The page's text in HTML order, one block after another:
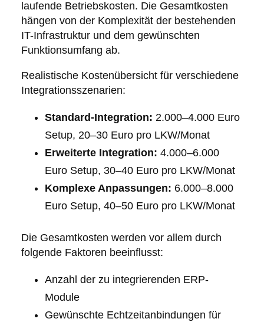
laufende Betriebskosten. Die Gesamtkosten
hängen von der Komplexität der bestehenden
IT-Infrastruktur und dem gewünschten
Funktionsumfang ab.
Realistische Kostenübersicht für verschiedene
Integrationsszenarien:
Standard-Integration: 2.000–4.000 Euro
Setup, 20–30 Euro pro LKW/Monat
Erweiterte Integration: 4.000–6.000
Euro Setup, 30–40 Euro pro LKW/Monat
Komplexe Anpassungen: 6.000–8.000
Euro Setup, 40–50 Euro pro LKW/Monat
Die Gesamtkosten werden vor allem durch
folgende Faktoren beeinflusst:
Anzahl der zu integrierenden ERP-
Module
Gewünschte Echtzeitanbindungen für